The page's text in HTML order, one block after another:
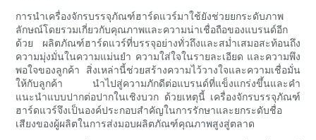
การนำเครื่องจักรบรรจุภัณฑ์ฮาร์ดแวร์มาใช้ยังช่วยยกระดับภาพ
ลักษณ์โดยรวมเกี่ยวกับคุณภาพและความน่าเชื่อถือของแบรนด์อีก
ด้วย ผลิตภัณฑ์ฮาร์ดแวร์ที่บรรจุอย่างทั่วถึงและสม่ำเสมอสะท้อนถึง
ความมุ่งมั่นในความแม่นยำ ความใส่ใจในรายละเอียด และความพึง
พอใจของลูกค้า สิ่งเหล่านี้ช่วยสร้างความไว้วางใจและความเชื่อมั่น
ให้กับลูกค้า นำไปสู่ความภักดีต่อแบรนด์ที่แข็งแกร่งขึ้นและคำ
แนะนำแบบปากต่อปากในเชิงบวก ด้วยเหตุนี้ เครื่องจักรบรรจุภัณฑ์
ฮาร์ดแวร์จึงเป็นองค์ประกอบสำคัญในการรักษาและยกระดับชื่อ
เสียงของผู้ผลิตในการส่งมอบผลิตภัณฑ์คุณภาพสูงสู่ตลาด